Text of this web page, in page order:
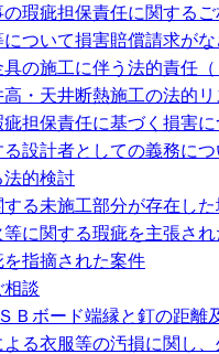
瑕疵担保責任に関する
ついて損害賠償請求がな
の施工に伴う法的責任（
・天井断熱施工の法的
担保責任に基づく損害
設計者としての義務につ
法的検討
る未施工部分が存在し
に関する瑕疵を主張さ
指摘された案件
談
Ｂボード端縁と釘の距
る衣服等の汚損に関し